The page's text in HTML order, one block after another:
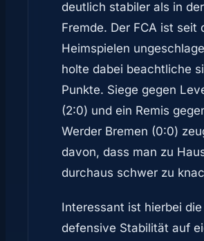
deutlich stabiler als in der
Fremde. Der FCA ist seit
Heimspielen
holte dabei beachtliche
Punkte. Siege gegen
(2:0) und ein Remis
Werder Bremen (0:0)
davon, dass man zu
durchaus schwer zu
Interessant ist hierbei die
defensive Stabilität auf